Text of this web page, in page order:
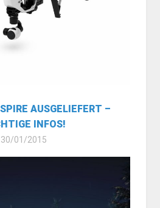
AUSGELIEFERT –
INFOS!
30/01/2015